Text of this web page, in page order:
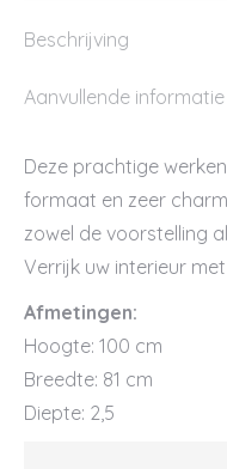
Beschrijving
Aanvullende informatie
Deze prachtige
formaat en zeer
zowel de voorstelling
Verrijk uw interieur
Afmetingen:
Hoogte: 100 cm
Breedte: 81 cm
Diepte: 2,5